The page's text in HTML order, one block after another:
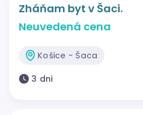
Zháňam byt v Šaci.
Neuvedená cena
Košice - Šaca
3 dni